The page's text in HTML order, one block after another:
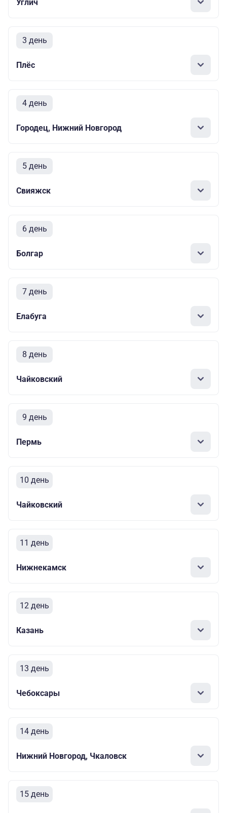
Углич
3 день
Плёс
4 день
Городец, Нижний Новгород
5 день
Свияжск
6 день
Болгар
7 день
Елабуга
8 день
Чайковский
9 день
Пермь
10 день
Чайковский
11 день
Нижнекамск
12 день
Казань
13 день
Чебоксары
14 день
Нижний Новгород, Чкаловск
15 день